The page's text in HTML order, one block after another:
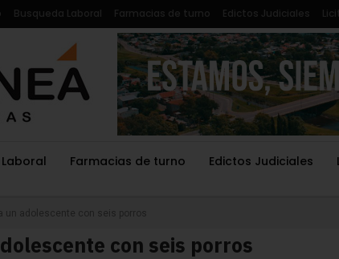
Busqueda Laboral Farmacias de turno Edictos Judiciales
Farmacias de turno Edictos Judiciales
un adolescente con seis porros
con seis porros